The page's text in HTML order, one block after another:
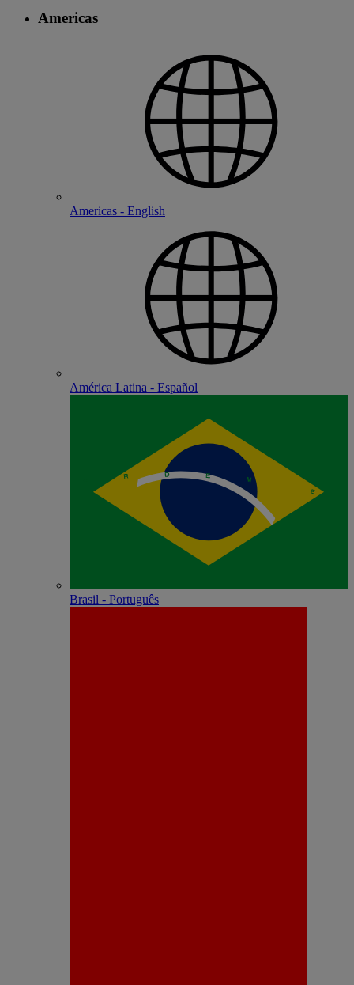
Americas
Americas - English
América Latina - Español
Brasil - Português